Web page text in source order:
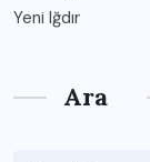
Yeni Iğdır
Ara